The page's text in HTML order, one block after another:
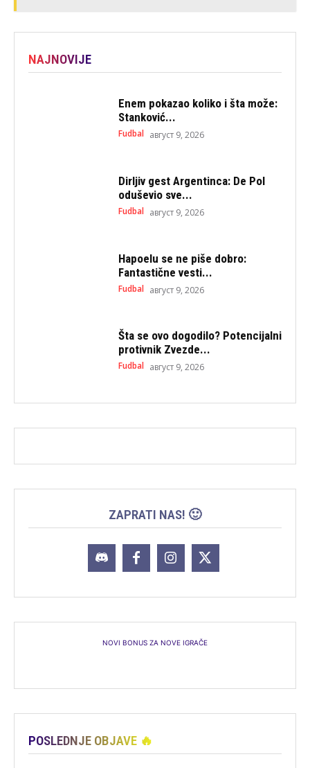
NAJNOVIJE
Enem pokazao koliko i šta može:
Stanković...
Fudbal август 9, 2026
Dirljiv gest Argentinca: De Pol
oduševio sve...
Fudbal август 9, 2026
Hapoelu se ne piše dobro:
Fantastične vesti...
Fudbal август 9, 2026
Šta se ovo dogodilo? Potencijalni
protivnik Zvezde...
Fudbal август 9, 2026
ZAPRATI NAS! 🙂
NOVI BONUS ZA NOVE IGRAČE
POSLEDNJE OBJAVE 🔥